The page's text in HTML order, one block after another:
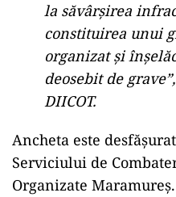
la săvârșirea
constituirea unui
organizat și
deosebit de
DIICOT.
Ancheta este
Serviciului de
Organizate